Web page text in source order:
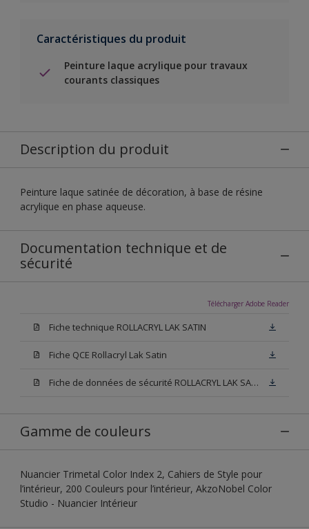
Caractéristiques du produit
Peinture laque acrylique pour travaux
courants classiques
Description du produit
Peinture laque satinée de décoration, à base de résine
acrylique en phase aqueuse.
Documentation technique et de
sécurité
Télécharger Adobe Reader
Fiche technique ROLLACRYL LAK SATIN
Fiche QCE Rollacryl Lak Satin
Fiche de données de sécurité ROLLACRYL LAK SATIN
Gamme de couleurs
Nuancier Trimetal Color Index 2, Cahiers de Style pour
l’intérieur, 200 Couleurs pour l’intérieur, AkzoNobel Color
Studio - Nuancier Intérieur